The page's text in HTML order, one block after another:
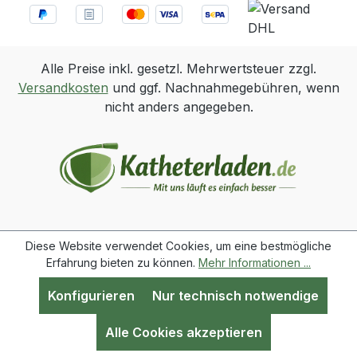
Alle Preise inkl. gesetzl. Mehrwertsteuer zzgl.
Versandkosten und ggf. Nachnahmegebühren, wenn
nicht anders angegeben.
Werkzeugleiste anzeigen
Diese Website verwendet Cookies, um eine bestmögliche
Erfahrung bieten zu können. Mehr Informationen ...
Nur technisch notwendige
Konfigurieren
Alle Cookies akzeptieren